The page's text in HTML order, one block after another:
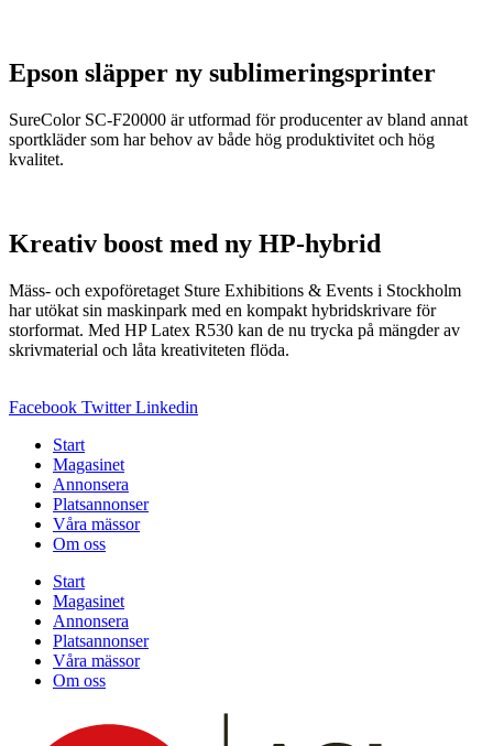
Epson släpper ny sublimeringsprinter
SureColor SC-F20000 är utformad för producenter av bland annat
sportkläder som har behov av både hög produktivitet och hög
kvalitet.
Kreativ boost med ny HP-hybrid
Mäss- och expoföretaget Sture Exhibitions & Events i Stockholm
har utökat sin maskinpark med en kompakt hybridskrivare för
storformat. Med HP Latex R530 kan de nu trycka på mängder av
skrivmaterial och låta kreativiteten flöda.
Facebook Twitter Linkedin
Start
Magasinet
Annonsera
Platsannonser
Våra mässor
Om oss
Start
Magasinet
Annonsera
Platsannonser
Våra mässor
Om oss